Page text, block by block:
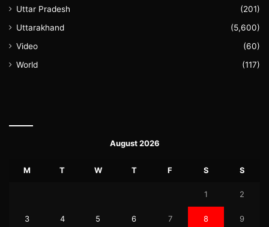
Uttar Pradesh
(201)
Uttarakhand
(5,600)
Video
(60)
World
(117)
August 2026
M T W T F S S
1 2
3 4 5 6 7 8 9